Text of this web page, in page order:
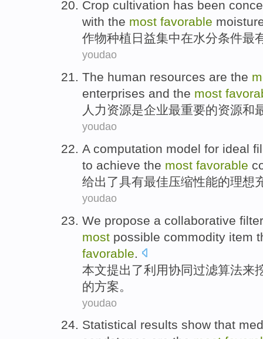
Crop cultivation has been
with the most favorable
作物种植 日益集中在水分条件最
youdao
The human resources are the
enterprises and the most
人力资源是企业最重要的资源和
youdao
A computation model for ideal
to achieve the most favorable
给出了具有最佳压缩性能的理想
youdao
We propose a collaborative
most possible commodity item
favorable
本文提出了利用协同过滤算法来
的方案。
youdao
Statistical results show that